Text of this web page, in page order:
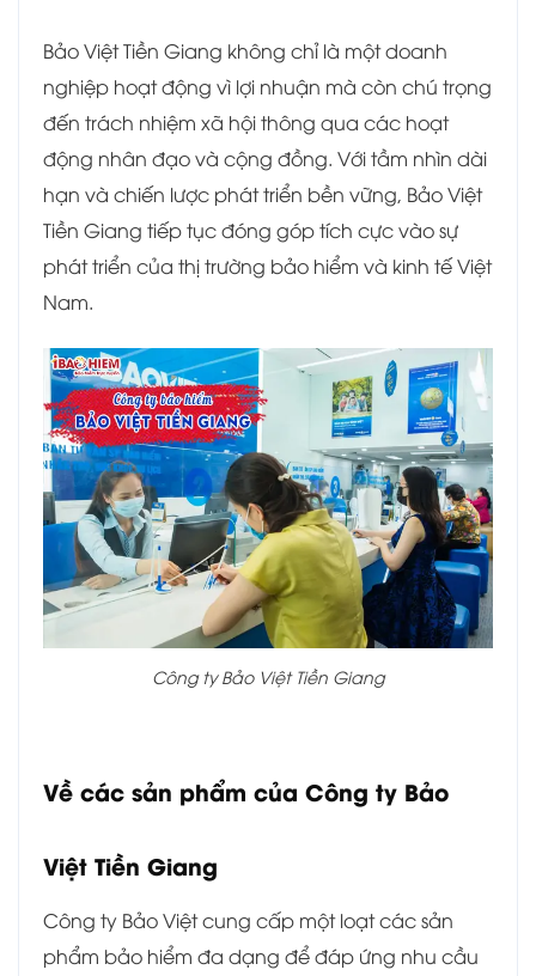
Bảo Việt Tiền Giang không chỉ là một doanh
nghiệp hoạt động vì lợi nhuận mà còn chú trọng
đến trách nhiệm xã hội thông qua các hoạt
động nhân đạo và cộng đồng. Với tầm nhìn dài
hạn và chiến lược phát triển bền vững, Bảo Việt
Tiền Giang tiếp tục đóng góp tích cực vào sự
phát triển của thị trường bảo hiểm và kinh tế Việt
Nam.
Công ty Bảo Việt Tiền Giang
Về các sản phẩm của Công ty Bảo
Việt Tiền Giang
Công ty Bảo Việt cung cấp một loạt các sản
phẩm bảo hiểm đa dạng để đáp ứng nhu cầu